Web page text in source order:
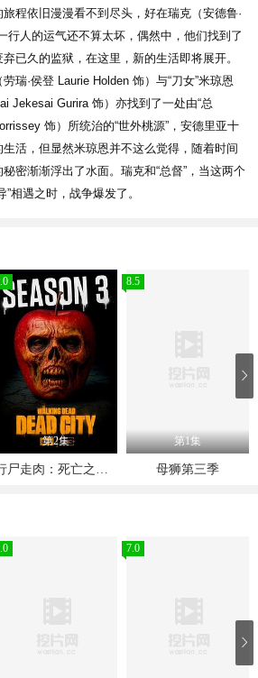
程依旧漫漫看不到尽头，好在瑞克（安德鲁·
行人的运气还不算太坏，偶然中，他们找到了
已久的监狱，在这里，新的生活即将展开。
瑞·侯登 Laurie Holden 饰）与“刀女”米琼恩
Jekesai Gurira 饰）亦找到了一处由“总
饰）所统治的“世外桃源”，安德里亚十
活，但显然米琼恩并不这么觉得，随着时间
密渐渐浮出了水面。瑞克和“总督”，当这两个
相遇之时，战争爆发了。
第2集
行尸走肉：死亡之城第三季
8.5
第1集
母狮第三季
7.0